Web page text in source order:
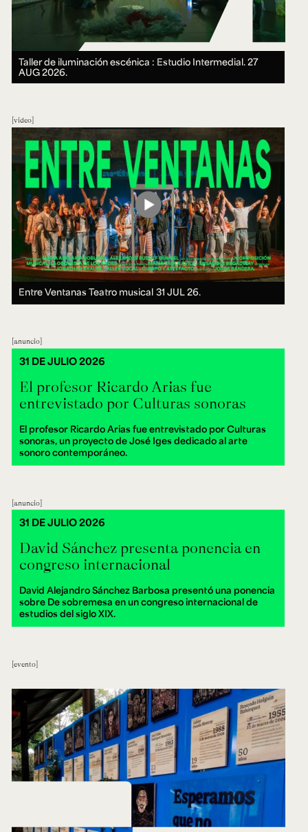
Taller de iluminación escénica : Estudio Intermedial.27
AUG 2026.
video
Entre Ventanas Teatro musical 31 JUL 26.
anuncio
El profesor Ricardo Arias fue
entrevistado por Culturas sonoras
El profesor Ricardo Arias fue entrevistado por Culturas
sonoras, un proyecto de José Iges dedicado al arte
sonoro contemporáneo.
31 DE JULIO 2026
anuncio
David Sánchez presenta ponencia en
congreso internacional
David Alejandro Sánchez Barbosa presentó una ponencia
sobre De sobremesa en un congreso internacional de
estudios del siglo XIX.
31 DE JULIO 2026
evento